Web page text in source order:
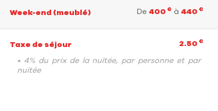
Week-end (meublé) De 400 € à 440 €
Taxe de séjour 2.50 €
• 4% du prix de la nuitée, par personne et par
nuitée